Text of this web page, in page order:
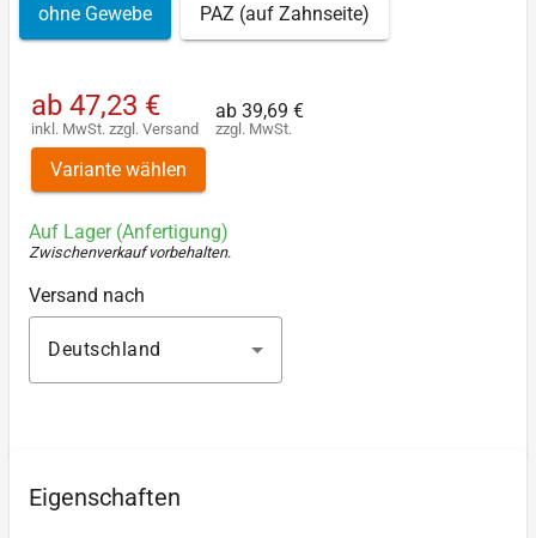
ohne Gewebe PAZ (auf Zahnseite)
ab 47,23 €
inkl. MwSt. zzgl. Versand
ab 39,69 €
zzgl. MwSt.
Variante wählen
Auf Lager (Anfertigung)
Zwischenverkauf vorbehalten.
Versand nach
Deutschland
Eigenschaften